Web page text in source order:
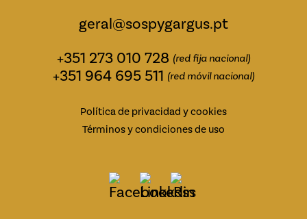
geral@sospygargus.pt
+351 273 010 728 (red fija nacional)
+351 964 695 511 (red móvil nacional)
Política de privacidad y cookies
Términos y condiciones de uso